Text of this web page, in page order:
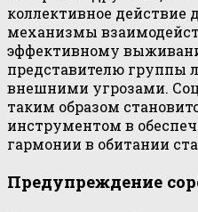
коллективное действие
механизмы
эффективному
представителю группы
внешними угрозами.
таким образом
инструментом в
гармонии в обитании
Предупреждение